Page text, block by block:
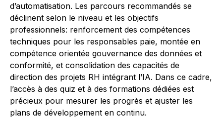
d’automatisation. Les parcours recommandés se
déclinent selon le niveau et les objectifs
professionnels: renforcement des compétences
techniques pour les responsables paie, montée en
compétence orientée gouvernance des données et
conformité, et consolidation des capacités de
direction des projets RH intégrant l’IA. Dans ce cadre,
l’accès à des quiz et à des formations dédiées est
précieux pour mesurer les progrès et ajuster les
plans de développement en continu.